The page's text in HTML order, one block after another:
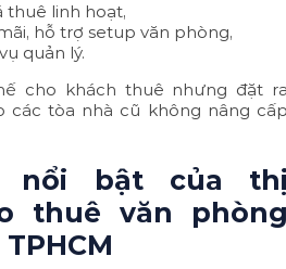
linh hoạt,
hỗ trợ setup văn phòng,
quản lý.
cho khách thuê nhưng đặt
các tòa nhà cũ không nâng
nổi bật của
thuê văn